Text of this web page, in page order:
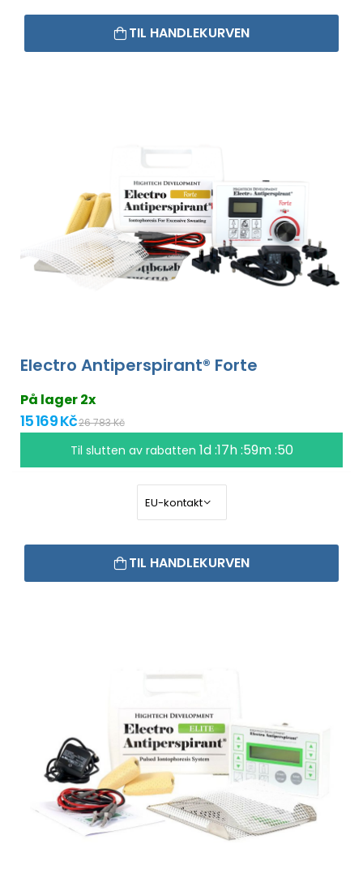
TIL HANDLEKURVEN
Electro Antiperspirant® Forte
På lager 2x
15 169 Kč26 783 Kč
Til slutten av rabatten 1d :17h :59m :49
TIL HANDLEKURVEN